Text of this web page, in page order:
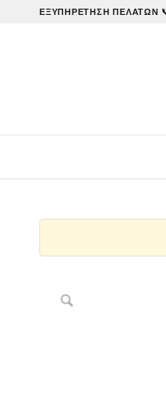
ΕΞΥΠΗΡΈΤΗΣΗ ΠΕΛΑΤΏΝ